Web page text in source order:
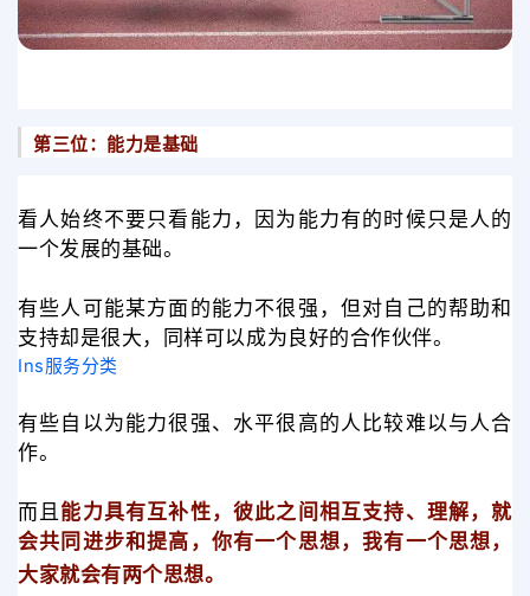
第三位：能力是基础
看人始终不要只看能力，因为能力有的时候只是人的
一个发展的基础。
有些人可能某方面的能力不很强，但对自己的帮助和
支持却是很大，同样可以成为良好的合作伙伴。
Ins服务分类
有些自以为能力很强、水平很高的人比较难以与人合
作。
而且能力具有互补性，彼此之间相互支持、理解，就
会共同进步和提高，你有一个思想，我有一个思想，
大家就会有两个思想。